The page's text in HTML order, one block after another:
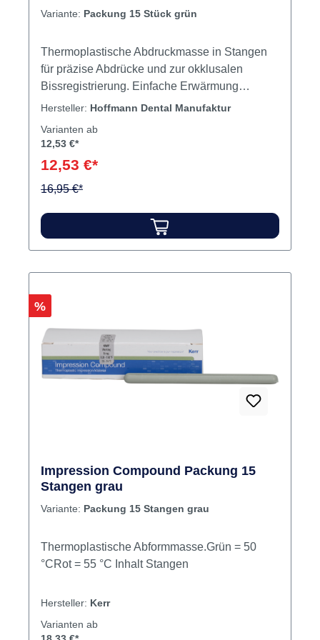
HOFFMANN´S ABDRUCKMASSE grün
Packung 15 Stück grün
Variante: Packung 15 Stück grün
Thermoplastische Abdruckmasse in Stangen
für präzise Abdrücke und zur okklusalen
Bissregistrierung. Einfache Erwärmung
Ausgezeichnete Fließfähigkeit Gleichmäßige
Schnelle Aushärtung im kalten Wasser
Komposition aus Naturrohstoffen mit hohem
Reinheitsgrad in Arzneibuchqualität
Physiologisch unbedenklich Kompostierbar
Inhalt Stangen
Hersteller:Hoffmann Dental Manufaktur
Varianten ab
12,53 €*
16,95 €*
Impression Compound Packung 15
Stangen grau